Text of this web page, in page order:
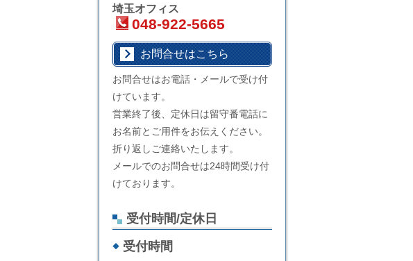
埼玉オフィス
048-922-5665
お問合せはこちら
お問合せはお電話・メールで受け付
けています。
営業終了後、定休日は留守番電話に
お名前とご用件をお伝えください。
折り返しご連絡いたします。
メールでのお問合せは24時間受け付
けております。
受付時間/定休日
受付時間